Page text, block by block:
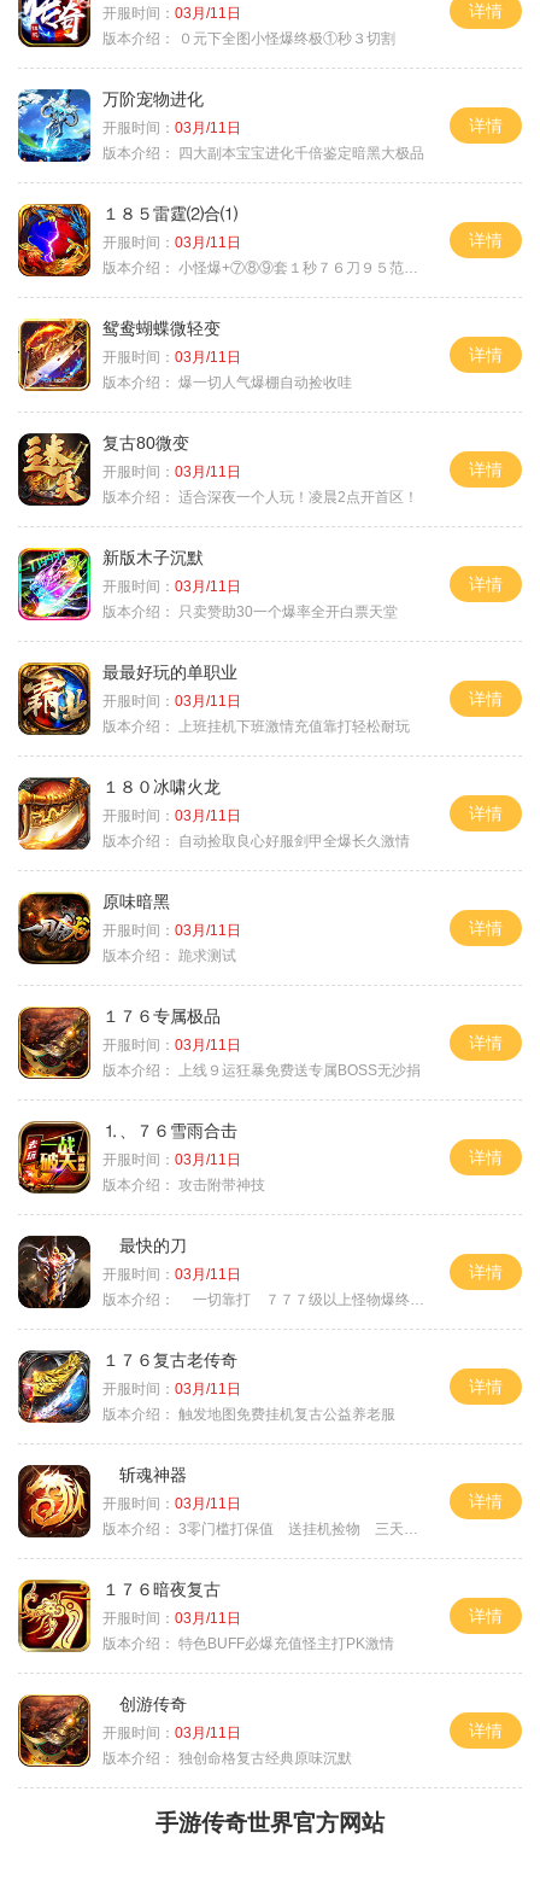
开服时间： 03月/11日
版本介绍：
０元下全图小怪爆终极①秒３切割
详情
万阶宠物进化
开服时间： 03月/11日
版本介绍：
四大副本宝宝进化千倍鉴定暗黑大极品
详情
１８５雷霆⑵合⑴
开服时间： 03月/11日
版本介绍： 小怪爆+⑦⑧⑨套１秒７６刀９５范围捡
详情
鸳鸯蝴蝶微轻变
开服时间： 03月/11日
版本介绍： 爆一切人气爆棚自动捡收哇
详情
复古80微变
开服时间： 03月/11日
版本介绍： 适合深夜一个人玩！凌晨2点开首区！
详情
新版木子沉默
开服时间： 03月/11日
版本介绍：
只卖赞助30一个爆率全开白票天堂
详情
最最好玩的单职业
开服时间： 03月/11日
版本介绍：
上班挂机下班激情充值靠打轻松耐玩
详情
１８０冰啸火龙
开服时间： 03月/11日
版本介绍：
自动捡取良心好服剑甲全爆长久激情
详情
原味暗黑
开服时间： 03月/11日
版本介绍： 跪求测试
详情
１７６专属极品
开服时间： 03月/11日
版本介绍：
上线９运狂暴免费送专属BOSS无沙捐
详情
⒈、７６雪雨合击
开服时间： 03月/11日
版本介绍： 攻击附带神技
详情
最快的刀
开服时间： 03月/11日
版本介绍：
一切靠打 ７７７级以上怪物爆终极
详情
１７６复古老传奇
开服时间： 03月/11日
版本介绍： 触发地图免费挂机复古公益养老服
详情
斩魂神器
开服时间： 03月/11日
版本介绍： 3零门槛打保值 送挂机捡物 三天合区
详情
１７６暗夜复古
开服时间： 03月/11日
版本介绍： 特色BUFF必爆充值怪主打PK激情
详情
创游传奇
开服时间： 03月/11日
版本介绍： 独创命格复古经典原味沉默
详情
手游传奇世界官方网站